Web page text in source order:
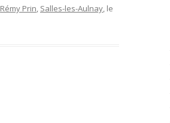
Rémy Prin, Salles-les-Aulnay, le